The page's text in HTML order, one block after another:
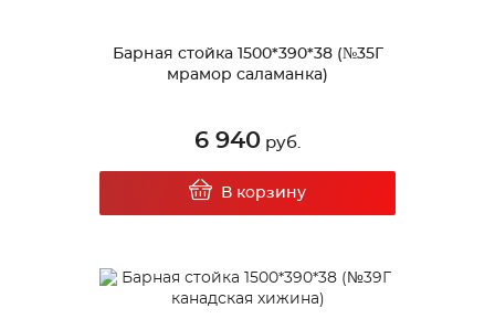
Барная стойка 1500*390*38 (№35Г
мрамор саламанка)
6 940 руб.
В корзину